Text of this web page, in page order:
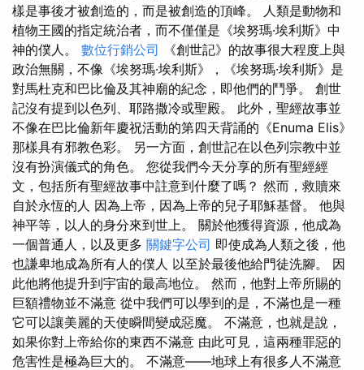
樣是事後才被創造的，而是被創造的頂峰。 人類是動物和
植物王國的指定統治者，而不僅僅是《埃努瑪·埃利斯》中
神的僕人。 數位行銷公司 《創世記》的故事很大程度上與
政治無關，不像《埃努瑪·埃利斯》，《埃努瑪·埃利斯》是
對馬杜克和巴比倫及其神廟的紀念，即他們的鬥爭。 創世
記沒有提到以色列、耶路撒冷或聖殿。 此外，聖經故事並
不像在巴比倫新年慶祝活動的第四天背誦的《Enuma Elis》
那樣具有邪教色彩。 另一方面，創世記在以色列宗教中並
沒有扮演儀式的角色。 您從我們今天分享的所有聖經經
文，包括所有聖經故事中註意到什麼了嗎？ 然而，救贖來
自於永恆的人 因為上帝，因為上帝的兒子耶穌基督。 他與
神平等，以人的身分來到世上。 關於他獲得資源，他成為
一個普通人，以及更多 關鍵字公司 即使成為人類之後，他
也謙卑地成為所有人的僕人 以至於最後他給門徒洗腳。 因
此他將他提升到宇宙的最高地位。 然而，他對上帝所賜的
巨額禮物並不滿意 從中我們可以學到的是，不滿也是一種
它可以讓美麗的天使瞬間變成惡魔。 不滿意，也就是說，
如果你對上帝給你的東西不滿意 由此可見，這兩種罪惡的
危害性是極為巨大的。 不滿意——地球上有很多人不滿意